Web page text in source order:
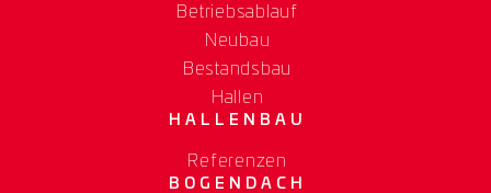
Betriebsablauf
Neubau
Bestandsbau
Hallen
HALLENBAU
Referenzen
BOGENDACH